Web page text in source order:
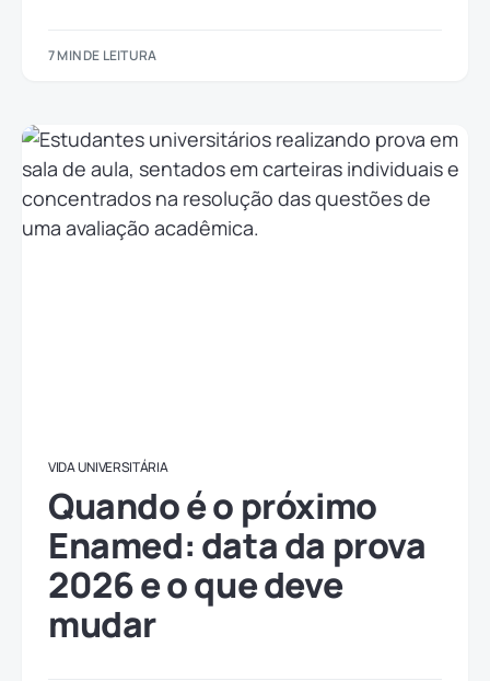
7 MIN DE LEITURA
VIDA UNIVERSITÁRIA
Quando é o próximo
Enamed: data da prova
2026 e o que deve
mudar